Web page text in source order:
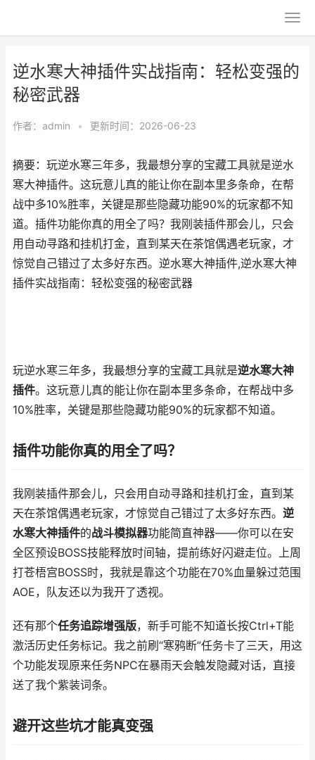
逆水寒大神插件实战指南：轻松变强的
秘密武器
作者： admin • 更新时间：2026-06-23
摘要：玩逆水寒三年多，我最想分享的宝藏工具就是逆水
寒大神插件。这玩意儿真的能让你在副本里多条命，在帮
战中多10%胜率，关键是那些隐藏功能90%的玩家都不知
道。插件功能你真的用全了吗？我刚装插件那会儿，只会
用自动寻路和挂机打金，直到某天在茶馆偶遇老玩家，才
惊觉自己错过了太多好东西。逆水寒大神插件,逆水寒大神
插件实战指南：轻松变强的秘密武器
玩逆水寒三年多，我最想分享的宝藏工具就是逆水寒大神
插件。这玩意儿真的能让你在副本里多条命，在帮战中多
10%胜率，关键是那些隐藏功能90%的玩家都不知道。
插件功能你真的用全了吗？
我刚装插件那会儿，只会用自动寻路和挂机打金，直到某
天在茶馆偶遇老玩家，才惊觉自己错过了太多好东西。 逆
水寒大神插件的战斗模拟器功能简直神器——你可以在安
全区预设BOSS技能释放时间轴，提前练好闪避走位。上周
打苍梧宫BOSS时，我就是靠这个功能在70%血量躲过范围
AOE，队友还以为我开了透视。
还有那个任务追踪增强版，新手可能不知道长按Ctrl+T能
激活历史任务标记。我之前刷“寒鸦断”任务卡了三天，用这
个功能发现原来任务NPC在暴雨天会触发隐藏对话，直接
送了我个紫装词条。
避开这些坑才能真变强